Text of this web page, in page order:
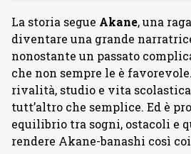
La storia segue Akane, una
diventare una grande
nonostante un passato
che non sempre le è
rivalità, studio e vita
tutt’altro che semplice. Ed è
equilibrio tra sogni, ostacoli e
rendere Akane-banashi così